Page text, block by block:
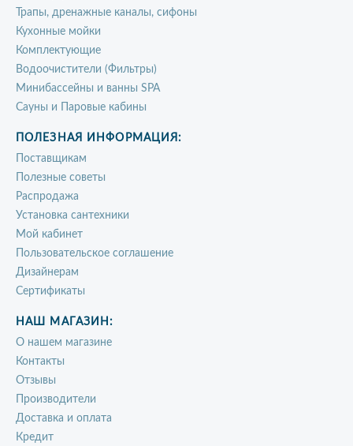
Трапы, дренажные каналы, сифоны
Кухонные мойки
Комплектующие
Водоочистители (Фильтры)
Минибассейны и ванны SPA
Сауны и Паровые кабины
ПОЛЕЗНАЯ ИНФОРМАЦИЯ:
Поставщикам
Полезные советы
Распродажа
Установка сантехники
Мой кабинет
Пользовательское соглашение
Дизайнерам
Сертификаты
НАШ МАГАЗИН:
О нашем магазине
Контакты
Отзывы
Производители
Доставка и оплата
Кредит